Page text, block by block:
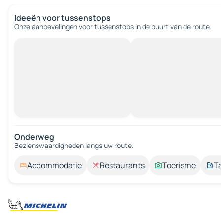
Ideeën voor tussenstops
Onze aanbevelingen voor tussenstops in de buurt van de route.
Onderweg
Bezienswaardigheden langs uw route.
Accommodatie Restaurants Toerisme